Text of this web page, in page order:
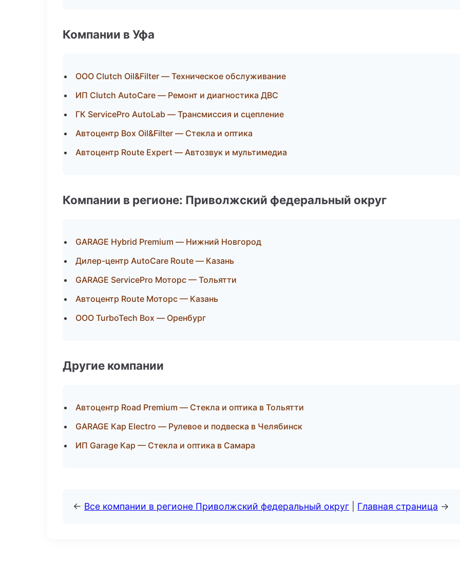
Компании в Уфа
ООО Clutch Oil&Filter — Техническое обслуживание
ИП Clutch AutoCare — Ремонт и диагностика ДВС
ГК ServicePro AutoLab — Трансмиссия и сцепление
Автоцентр Box Oil&Filter — Стекла и оптика
Автоцентр Route Expert — Автозвук и мультимедиа
Компании в регионе: Приволжский федеральный округ
GARAGE Hybrid Premium — Нижний Новгород
Дилер-центр AutoCare Route — Казань
GARAGE ServicePro Моторс — Тольятти
Автоцентр Route Моторс — Казань
ООО TurboTech Box — Оренбург
Другие компании
Автоцентр Road Premium — Стекла и оптика в Тольятти
GARAGE Кар Electro — Рулевое и подвеска в Челябинск
ИП Garage Кар — Стекла и оптика в Самара
← Все компании в регионе Приволжский федеральный округ Главная страница →